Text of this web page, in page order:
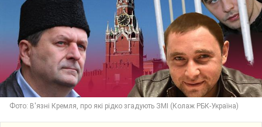
Фото: В'язні Кремля, про які рідко згадують ЗМІ (Колаж РБК-Україна)